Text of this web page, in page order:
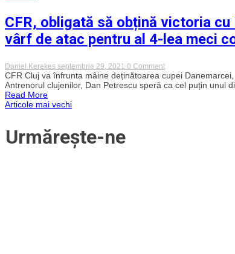
de
tenis
de
masă
Cluj
Napoca
CFR, obligată să obțină victoria
vârf de atac pentru al 4-lea meci
Daniel Kerekes septembrie 29, 2021 0 Commenton
CFR,
obligată
să
CFR Cluj va înfrunta mâine deținătoarea cupei
Antrenorul clujenilor, Dan Petrescu speră ca cel puțin unul
Read More
Navigare
în
Articole mai vechi
Urmărește-ne